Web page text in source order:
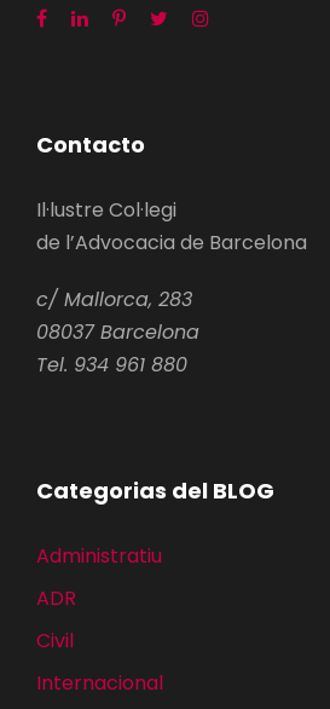
Contacto
Il·lustre Col·legi
de l’Advocacia de Barcelona
c/ Mallorca, 283
08037 Barcelona
Tel. 934 961 880
Categorias del BLOG
Administratiu
ADR
Civil
Internacional